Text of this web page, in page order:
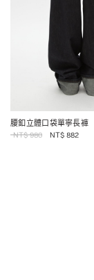
腰釦立體口袋單寧長褲
NT$ 980 NT$ 882